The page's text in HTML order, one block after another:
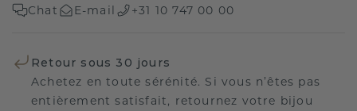
Chat E-mail +31 10 747 00 00
Retour sous 30 jours
Achetez en toute sérénité. Si vous n’êtes pas
entièrement satisfait, retournez votre bijou